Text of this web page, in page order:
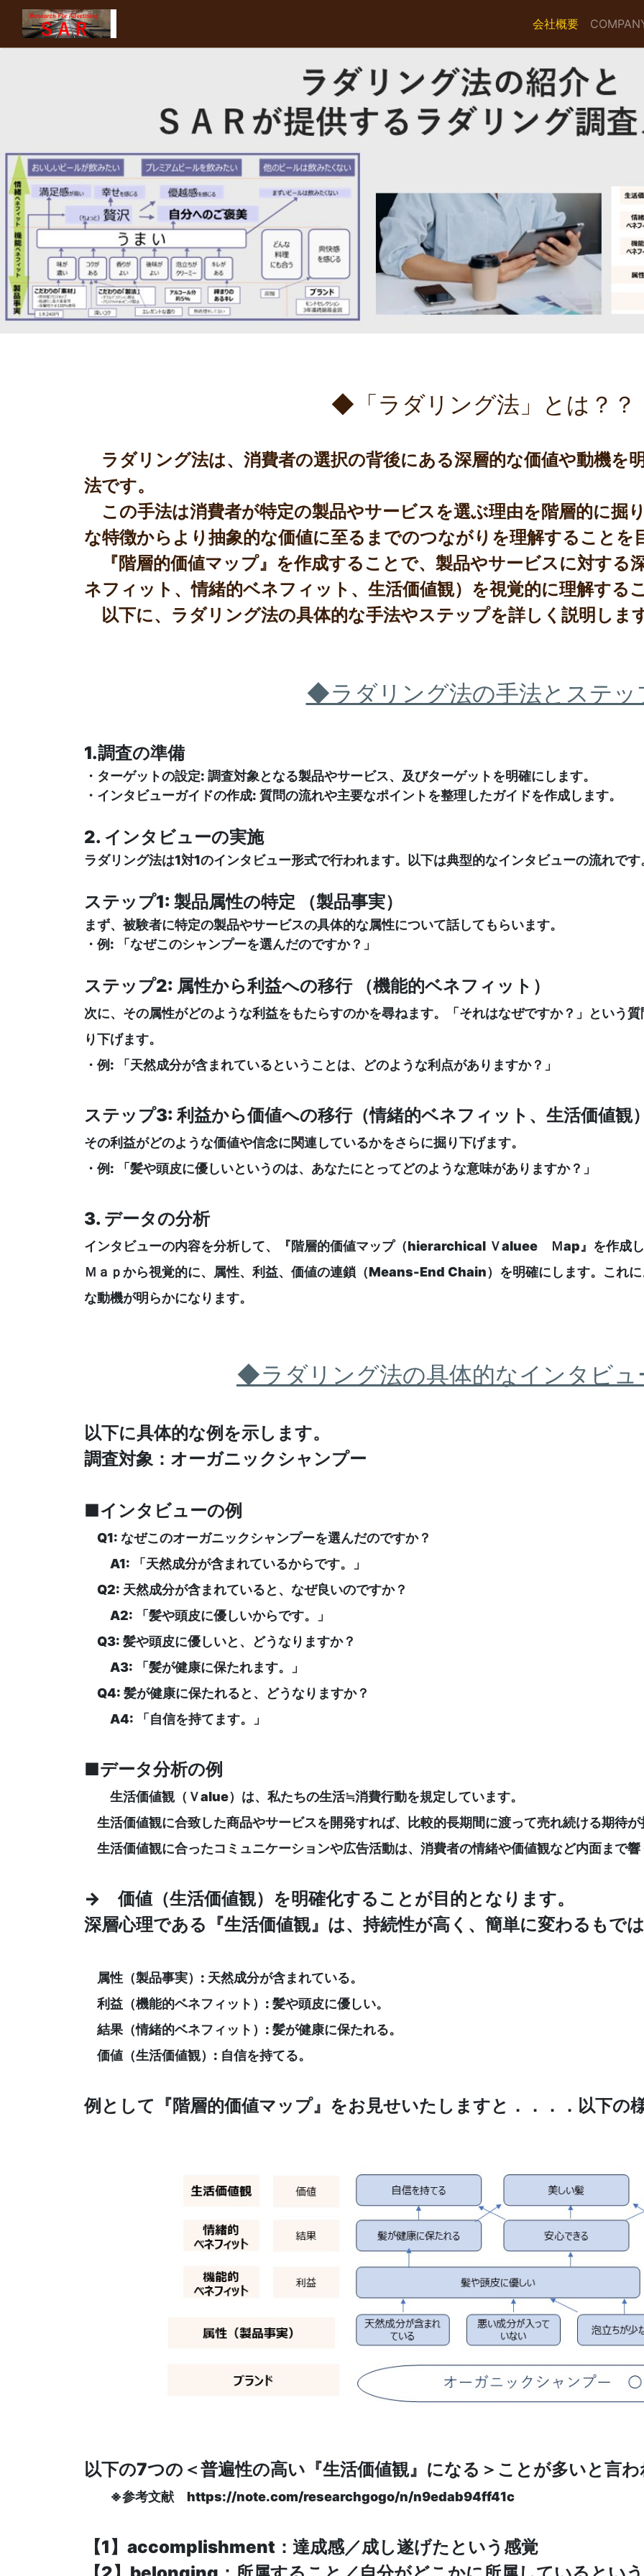
会社概要
◆「ラダリング法」とは？？
ラダリング法は、消費者の選択の背後にある深層的な価値や動機を
法です。
この手法は消費者が特定の製品やサービスを選ぶ理由を階層的に掘
な特徴からより抽象的な価値に至るまでのつながりを理解することを
『階層的価値マップ』を作成することで、製品やサービスに対する
ネフィット、情緒的ベネフィット、生活価値観）を視覚的に理解する
以下に、ラダリング法の具体的な手法やステップを詳しく説明しま
◆ラダリング法の手法とステッ
1.調査の準備
・ターゲットの設定: 調査対象となる製品やサービス、及びターゲットを明確にします。
・インタビューガイドの作成: 質問の流れや主要なポイントを整理したガイドを作成します。
2. インタビューの実施
ラダリング法は1対1のインタビュー形式で行われます。以下は典型的なインタビューの流れです
ステップ1: 製品属性の特定 （製品事実）
まず、被験者に特定の製品やサービスの具体的な属性について話してもらいます。
・例: 「なぜこのシャンプーを選んだのですか？」
ステップ2: 属性から利益への移行 （機能的ベネフィット）
次に、その属性がどのような利益をもたらすのかを尋ねます。「それはなぜですか？」という
り下げます。
・例: 「天然成分が含まれているということは、どのような利点がありますか？」
ステップ3: 利益から価値への移行（情緒的ベネフィット、生活価値観
その利益がどのような価値や信念に関連しているかをさらに掘り下げます。
・例: 「髪や頭皮に優しいというのは、あなたにとってどのような意味がありますか？」
3. データの分析
インタビューの内容を分析して、『階層的価値マップ（hierarchical Ｖaluee Ｍap』を作成
Ｍａｐから視覚的に、属性、利益、価値の連鎖（Means-End Chain）を明確にします。これ
な動機が明らかになります。
◆ラダリング法の具体的なインタビュ
以下に具体的な例を示します。
調査対象：オーガニックシャンプー
■インタビューの例
Q1: なぜこのオーガニックシャンプーを選んだのですか？
A1: 「天然成分が含まれているからです。」
Q2: 天然成分が含まれていると、なぜ良いのですか？
A2: 「髪や頭皮に優しいからです。」
Q3: 髪や頭皮に優しいと、どうなりますか？
A3: 「髪が健康に保たれます。」
Q4: 髪が健康に保たれると、どうなりますか？
A4: 「自信を持てます。」
■データ分析の例
生活価値観（Ｖalue）は、私たちの生活≒消費行動を規定しています。
生活価値観に合致した商品やサービスを開発すれば、比較的長期間に渡って売れ続ける期待が
生活価値観に合ったコミュニケーションや広告活動は、消費者の情緒や価値観など内面まで
→ 価値（生活価値観）を明確化することが目的となります。
深層心理である『生活価値観』は、持続性が高く、簡単に変わるもで
属性（製品事実）: 天然成分が含まれている。
利益（機能的ベネフィット）: 髪や頭皮に優しい。
結果（情緒的ベネフィット）: 髪が健康に保たれる。
価値（生活価値観）: 自信を持てる。
例として『階層的価値マップ』をお見せいたしますと．．．．以下の
以下の7つの＜普遍性の高い『生活価値観』になる＞ことが多いと言
※参考文献 https://note.com/researchgogo/n/n9edab94ff41c
【1】accomplishment：達成感／成し遂げたという感覚